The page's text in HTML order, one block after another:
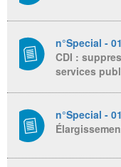
n°Special -
CDI :
services
n°Special -